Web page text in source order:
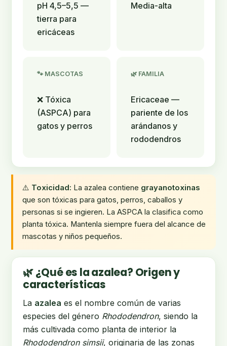
pH 4,5–5,5 —
tierra para
ericáceas
Media-alta
🐾 MASCOTAS
❌ Tóxica
(ASPCA) para
gatos y perros
🌿 FAMILIA
Ericaceae —
pariente de los
arándanos y
rododendros
⚠️ Toxicidad: La azalea contiene grayanotoxinas
que son tóxicas para gatos, perros, caballos y
personas si se ingieren. La ASPCA la clasifica como
planta tóxica. Mantenla siempre fuera del alcance de
mascotas y niños pequeños.
🌿 ¿Qué es la azalea? Origen y
características
La azalea es el nombre común de varias
especies del género Rhododendron, siendo la
más cultivada como planta de interior la
Rhododendron simsii, originaria de las zonas